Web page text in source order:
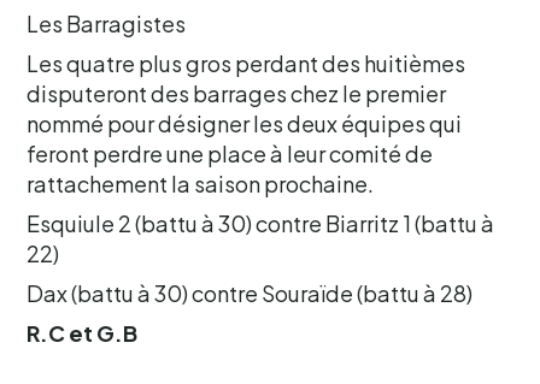
Les Barragistes
Les quatre plus gros perdant des huitièmes
disputeront des barrages chez le premier
nommé pour désigner les deux équipes qui
feront perdre une place à leur comité de
rattachement la saison prochaine.
Esquiule 2 (battu à 30) contre Biarritz 1 (battu à
22)
Dax (battu à 30) contre Souraïde (battu à 28)
R.C et G.B